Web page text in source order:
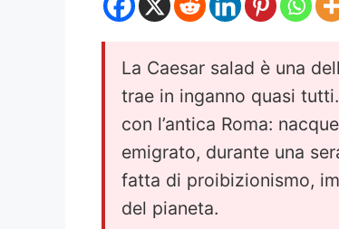
La Caesar salad è una
trae in inganno quasi
con l’antica Roma:
emigrato, durante una
fatta di proibizionismo,
del pianeta.